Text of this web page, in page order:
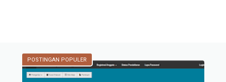
I
K
M
R
/
R
POSTINGAN POPULER